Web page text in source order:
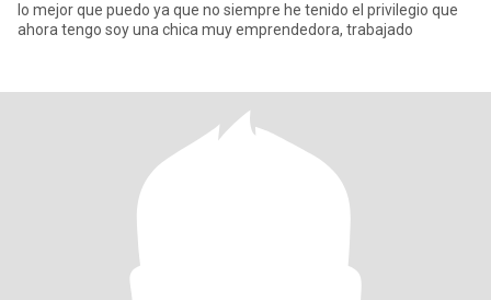
lo mejor que puedo ya que no siempre he tenido el privilegio que
ahora tengo soy una chica muy emprendedora, trabajado